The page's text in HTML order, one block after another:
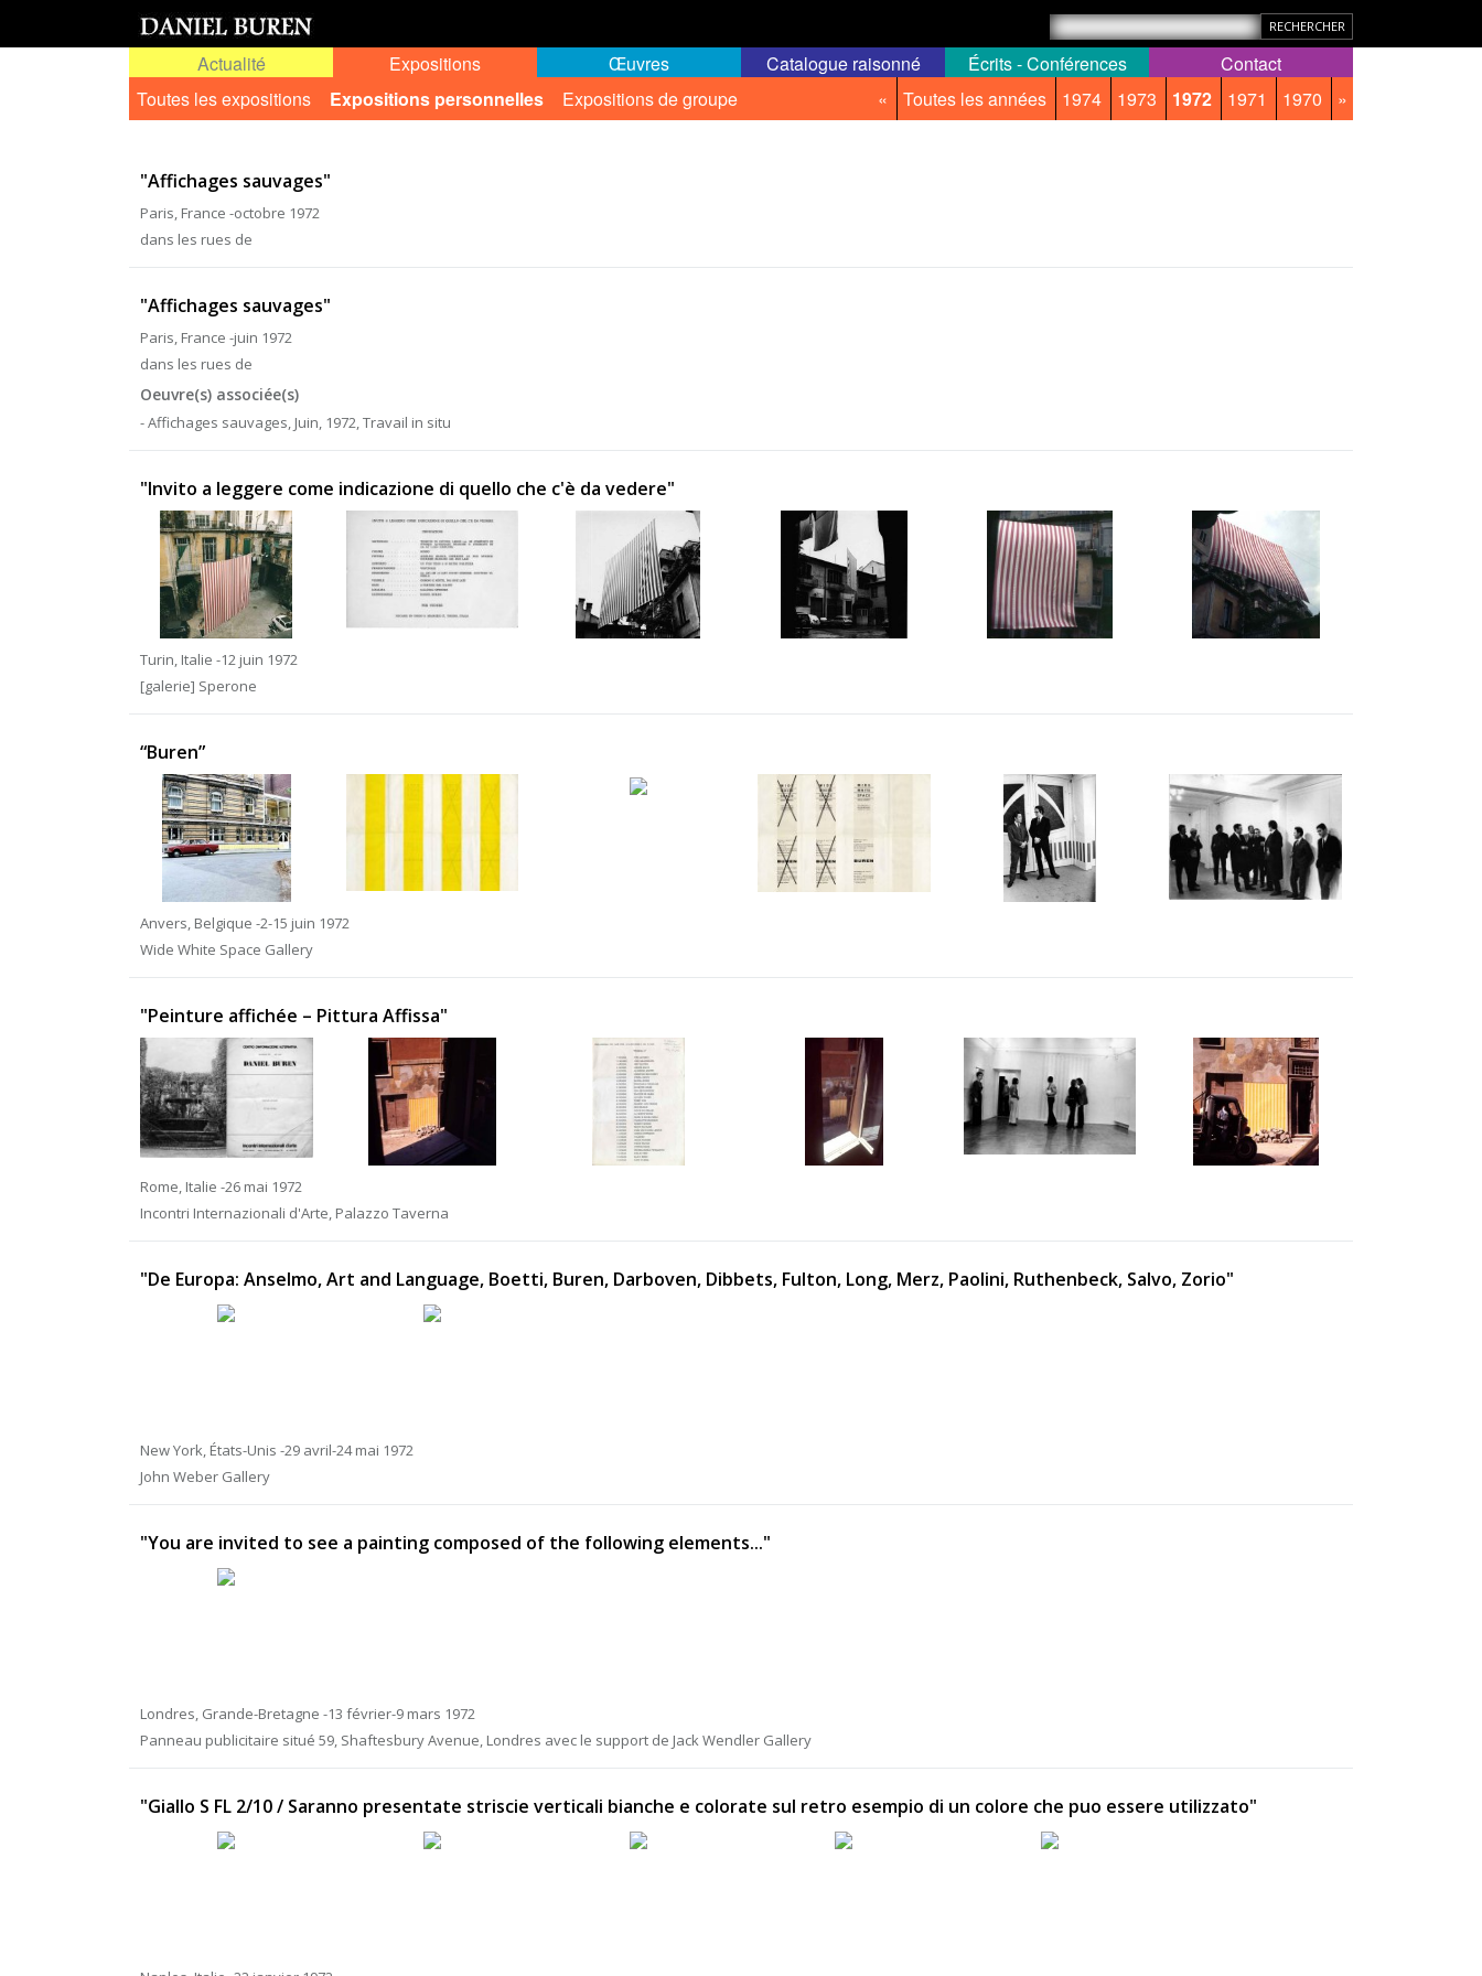
Actualité
Expositions
Toutes les expositions
Expositions personnelles Expositions de groupe « Toutes les années 1974 1973 1972 1971 1970 »
Œuvres Catalogue raisonné Écrits - Conférences Contact
"Affichages sauvages"
Paris, France -octobre 1972
dans les rues de
"Affichages sauvages"
Paris, France -juin 1972
dans les rues de
Oeuvre(s) associée(s)
- Affichages sauvages, Juin, 1972, Travail in situ
"Invito a leggere come indicazione di quello che c'è da vedere"
Turin, Italie -12 juin 1972
[galerie] Sperone
“Buren”
Anvers, Belgique -2-15 juin 1972
Wide White Space Gallery
"Peinture affichée – Pittura Affissa"
Rome, Italie -26 mai 1972
Incontri Internazionali d'Arte, Palazzo Taverna
"De Europa: Anselmo, Art and Language, Boetti, Buren, Darboven, Dibbets, Fulton, Long, Merz, Paolini, Ruthenbeck, Salvo, Zorio"
New York, États-Unis -29 avril-24 mai 1972
John Weber Gallery
"You are invited to see a painting composed of the following elements..."
Londres, Grande-Bretagne -13 février-9 mars 1972
Panneau publicitaire situé 59, Shaftesbury Avenue, Londres avec le support de Jack Wendler Gallery
"Giallo S FL 2/10 / Saranno presentate striscie verticali bianche e colorate sul retro esempio di un colore che puo essere utilizzato"